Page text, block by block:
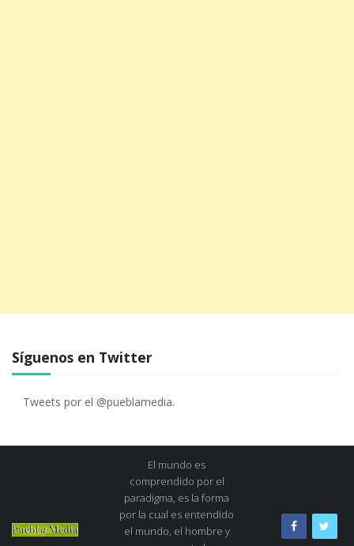
Síguenos en Twitter
Tweets por el @pueblamedia.
El mundo es
comprendido por el
paradigma, es la forma
por la cual es entendido
el mundo, el hombre y